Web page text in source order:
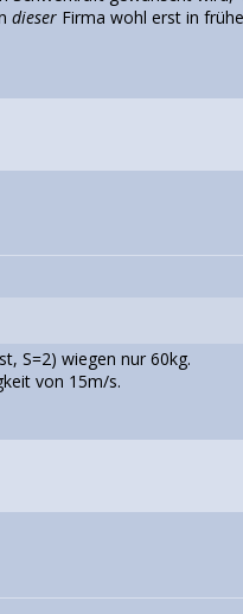
dieser Firma wohl erst in
S=2) wiegen nur 60kg.
von 15m/s.